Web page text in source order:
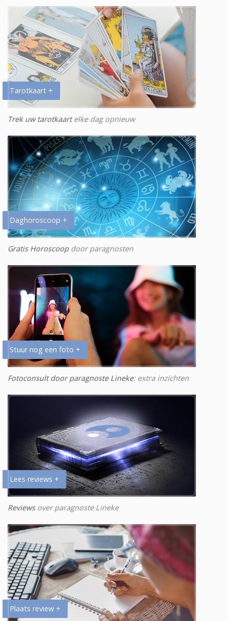
Tarotkaart +
Trek uw tarotkaartelke dag opnieuw
Daghoroscoop +
Gratis Horoscoopdoor paragnosten
Stuur nog een foto +
Fotoconsult door paragnoste Lineke: extra inzichten
Lees reviews +
Reviewsover paragnoste Lineke
Plaats review +